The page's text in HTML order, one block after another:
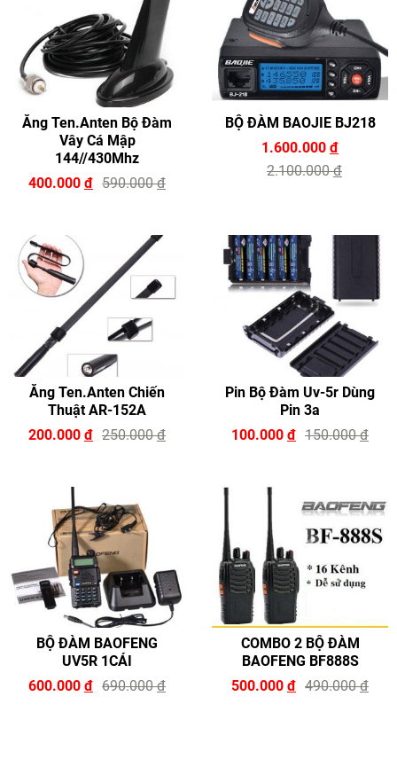
Ăng Ten.Anten Bộ Đàm
Vây Cá Mập
144//430Mhz
400.000 đ 590.000đ
BỘ ĐÀM BAOJIE BJ218
1.600.000 đ
2.100.000đ
Ăng Ten.Anten Chiến
Thuật AR-152A
200.000 đ 250.000đ
Pin Bộ Đàm Uv-5r Dùng
Pin 3a
100.000 đ 150.000đ
BỘ ĐÀM BAOFENG
UV5R 1CÁI
600.000 đ 690.000đ
COMBO 2 BỘ ĐÀM
BAOFENG BF888S
500.000 đ 490.000đ